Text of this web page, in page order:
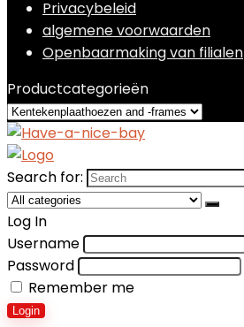
Privacybeleid
algemene voorwaarden
Openbaarmaking van filialen
Productcategorieën
Search for:
Log In
Username
Password
Remember me
Login